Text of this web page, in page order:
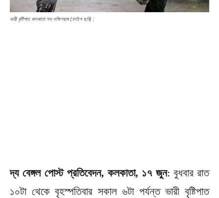
ভারী বৃষ্টিপাত কলকাতা সহ দক্ষিণবঙ্গে (ফাইল ছবি) :
দ্য বেঙ্গল পোস্ট প্রতিবেদন, কলকাতা, ১৭ জুন: বুধবার রাত
১০টা থেকে বৃহস্পতিবার সকাল ৬টা পর্যন্ত ভারী বৃষ্টিপাত